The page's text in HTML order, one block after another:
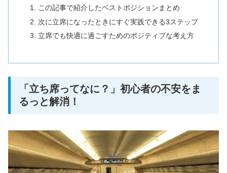
この記事で紹介したベストポジションまとめ
次に立席になったときにすぐ実践できる3ステップ
立席でも快適に過ごすためのポジティブな考え方
「立ち席ってなに？」初心者の不安をま
るっと解消！